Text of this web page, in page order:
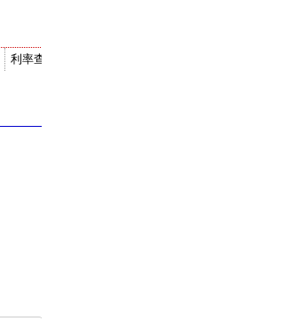
利率查询